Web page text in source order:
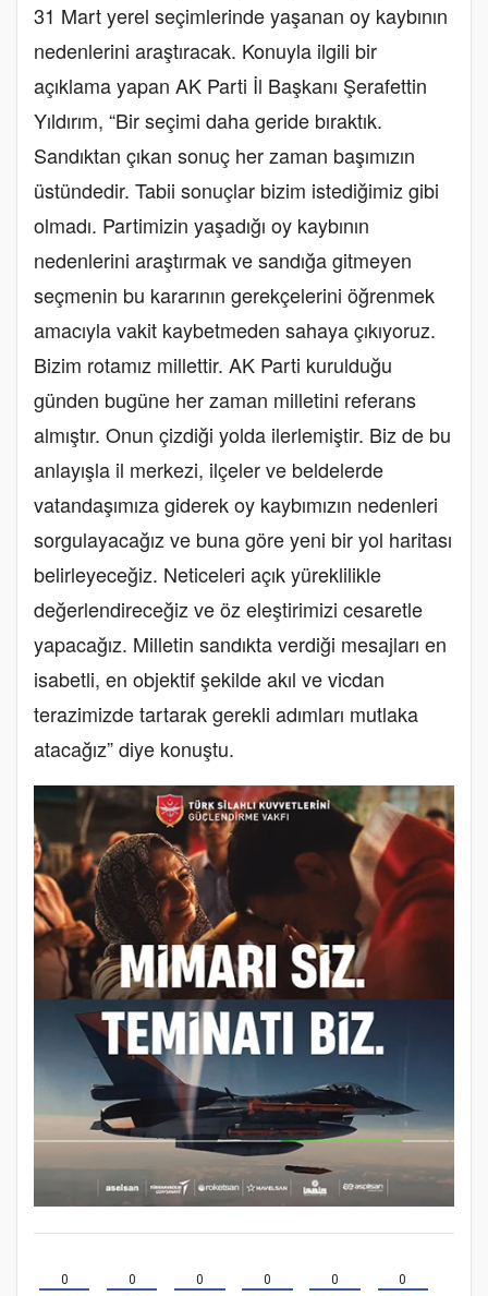
31 Mart yerel seçimlerinde yaşanan oy kaybının
nedenlerini araştıracak. Konuyla ilgili bir
açıklama yapan AK Parti İl Başkanı Şerafettin
Yıldırım, “Bir seçimi daha geride bıraktık.
Sandıktan çıkan sonuç her zaman başımızın
üstündedir. Tabii sonuçlar bizim istediğimiz gibi
olmadı. Partimizin yaşadığı oy kaybının
nedenlerini araştırmak ve sandığa gitmeyen
seçmenin bu kararının gerekçelerini öğrenmek
amacıyla vakit kaybetmeden sahaya çıkıyoruz.
Bizim rotamız millettir. AK Parti kurulduğu
günden bugüne her zaman milletini referans
almıştır. Onun çizdiği yolda ilerlemiştir. Biz de bu
anlayışla il merkezi, ilçeler ve beldelerde
vatandaşımıza giderek oy kaybımızın nedenleri
sorgulayacağız ve buna göre yeni bir yol haritası
belirleyeceğiz. Neticeleri açık yüreklilikle
değerlendireceğiz ve öz eleştirimizi cesaretle
yapacağız. Milletin sandıkta verdiği mesajları en
isabetli, en objektif şekilde akıl ve vicdan
terazimizde tartarak gerekli adımları mutlaka
atacağız” diye konuştu.
0 0 0 0 0 0